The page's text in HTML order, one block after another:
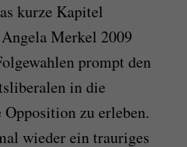
kurze Kapitel
Merkel 2009
prompt den
in die
zu erleben.
wieder ein trauriges